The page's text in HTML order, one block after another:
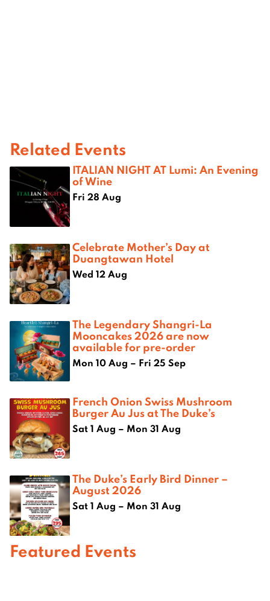
Related Events
ITALIAN NIGHT AT Lumi: An Evening
of Wine
Fri 28 Aug
Celebrate Mother’s Day at
Duangtawan Hotel
Wed 12 Aug
The Legendary Shangri-La
Mooncakes 2026 are now
available for pre-order
Mon 10 Aug – Fri 25 Sep
French Onion Swiss Mushroom
Burger Au Jus at The Duke’s
Sat 1 Aug – Mon 31 Aug
The Duke’s Early Bird Dinner –
August 2026
Sat 1 Aug – Mon 31 Aug
Featured Events